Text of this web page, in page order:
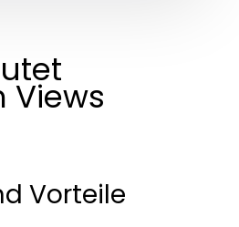
Views
Vorteile